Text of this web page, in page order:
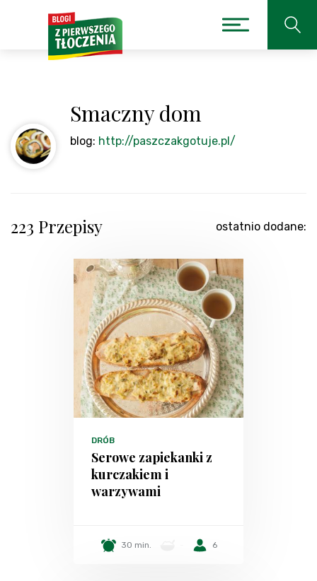
Smaczny dom
blog: http://paszczakgotuje.pl/
223 Przepisy ostatnio dodane:
DRÓB
Serowe zapiekanki z
kurczakiem i
warzywami
30 min. 6